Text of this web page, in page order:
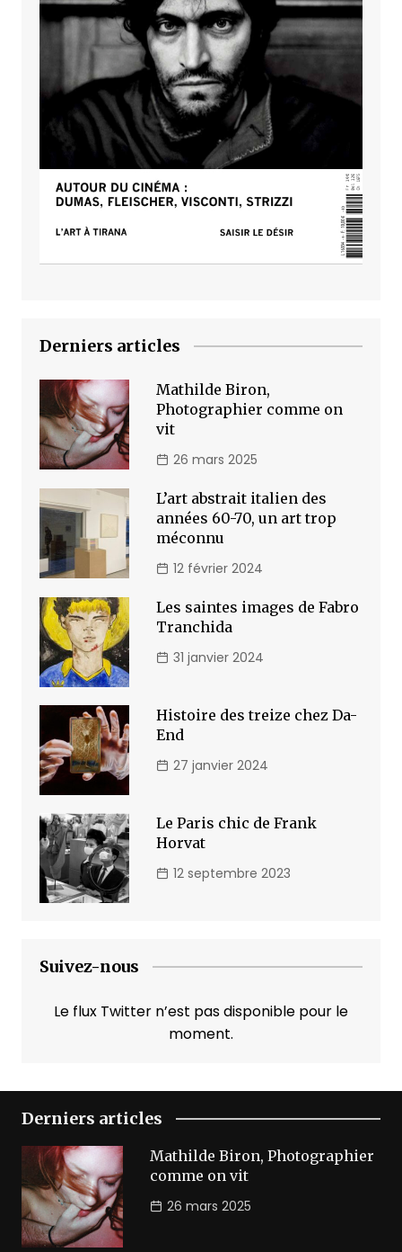
Derniers articles
Mathilde Biron,
Photographier comme on
vit
26 mars 2025
L’art abstrait italien des
années 60-70, un art trop
méconnu
12 février 2024
Les saintes images de Fabro
Tranchida
31 janvier 2024
Histoire des treize chez Da-
End
27 janvier 2024
Le Paris chic de Frank
Horvat
12 septembre 2023
Suivez-nous
Le flux Twitter n’est pas disponible pour le
moment.
Derniers articles
Mathilde Biron, Photographier
comme on vit
26 mars 2025